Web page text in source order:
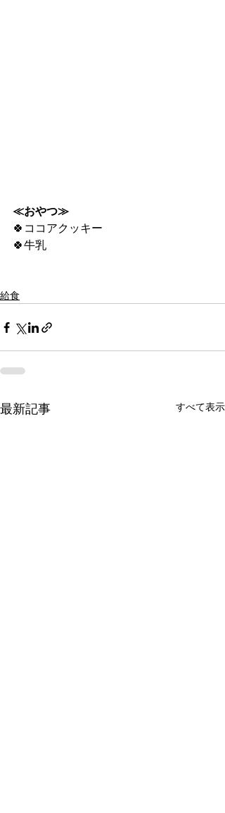
≪おやつ≫
🍀ココアクッキー
🍀牛乳
給食
最新記事 すべて表示